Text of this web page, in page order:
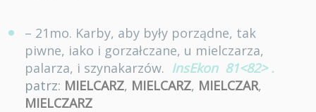
– 21mo. Karby, aby były porządne, tak
piwne, iako i gorzałczane, u mielczarza,
palarza, i szynakarzów. InsEkon 81<82> .
patrz: MIELCARZ, MIELCARZ, MIELCZAR,
MIELCZARZ